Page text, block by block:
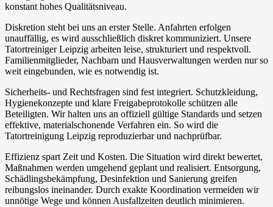
konstant hohes Qualitätsniveau.
Diskretion steht bei uns an erster Stelle. Anfahrten erfolgen
unauffällig, es wird ausschließlich diskret kommuniziert. Unsere
Tatortreiniger Leipzig arbeiten leise, strukturiert und respektvoll.
Familienmitglieder, Nachbarn und Hausverwaltungen werden nur so
weit eingebunden, wie es notwendig ist.
Sicherheits- und Rechtsfragen sind fest integriert. Schutzkleidung,
Hygienekonzepte und klare Freigabeprotokolle schützen alle
Beteiligten. Wir halten uns an offiziell gültige Standards und setzen
effektive, materialschonende Verfahren ein. So wird die
Tatortreinigung Leipzig reproduzierbar und nachprüfbar.
Effizienz spart Zeit und Kosten. Die Situation wird direkt bewertet,
Maßnahmen werden umgehend geplant und realisiert. Entsorgung,
Schädlingsbekämpfung, Desinfektion und Sanierung greifen
reibungslos ineinander. Durch exakte Koordination vermeiden wir
unnötige Wege und können Ausfallzeiten deutlich minimieren.